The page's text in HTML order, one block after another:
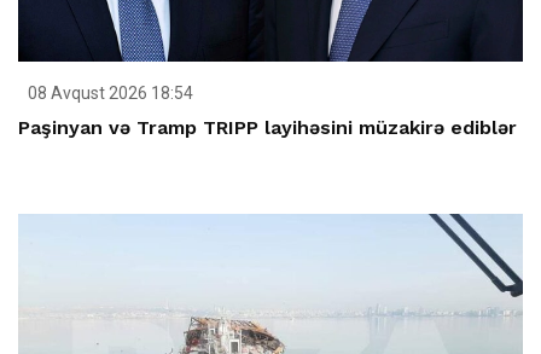
08 Avqust 2026 18:54
Paşinyan və Tramp TRIPP layihəsini müzakirə ediblər